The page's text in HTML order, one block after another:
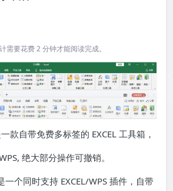
需要花费 2 分钟才能阅读完成。
款自带免费多标签的 EXCEL 工具箱，
绝大部分操作可撤销。
一个同时支持 EXCEL/WPS 插件，自带